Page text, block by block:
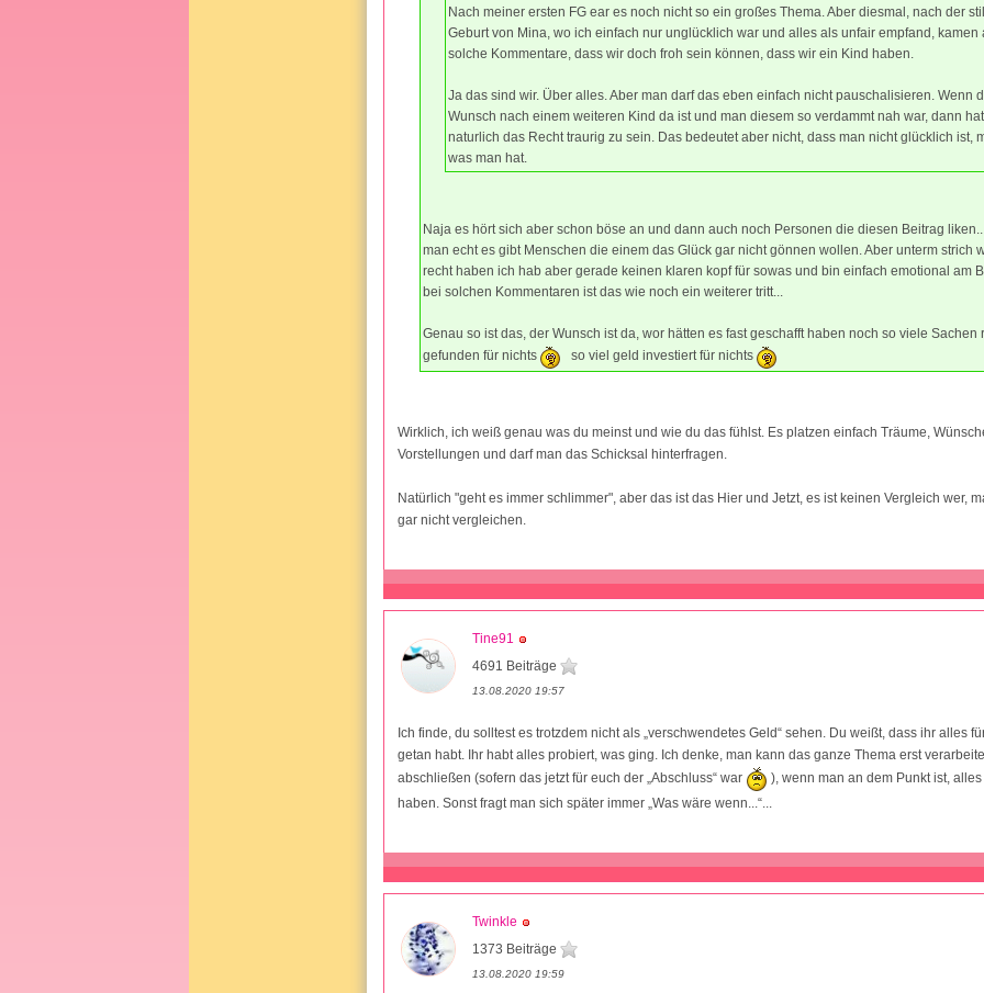
Nach meiner ersten FG ear es noch nicht so ein großes Thema. Aber diesmal, nach der
Geburt von Mina, wo ich einfach nur unglücklich war und alles als unfair empfand, kamen
solche Kommentare, dass wir doch froh sein können, dass wir ein Kind haben.
Ja das sind wir. Über alles. Aber man darf das eben einfach nicht pauschalisieren. Wenn
Wunsch nach einem weiteren Kind da ist und man diesem so verdammt nah war, dann
naturlich das Recht traurig zu sein. Das bedeutet aber nicht, dass man nicht glücklich ist,
was man hat.
Naja es hört sich aber schon böse an und dann auch noch Personen die diesen Beitrag
man echt es gibt Menschen die einem das Glück gar nicht gönnen wollen. Aber unterm strich
recht haben ich hab aber gerade keinen klaren kopf für sowas und bin einfach emotional am
bei solchen Kommentaren ist das wie noch ein weiterer tritt...
Genau so ist das, der Wunsch ist da, wor hätten es fast geschafft haben noch so viele Sachen
gefunden für nichts
so viel geld investiert für nichts
Wirklich, ich weiß genau was du meinst und wie du das fühlst. Es platzen einfach Träume,
Vorstellungen und darf man das Schicksal hinterfragen.
Natürlich "geht es immer schlimmer", aber das ist das Hier und Jetzt, es ist keinen Vergleich wer,
gar nicht vergleichen.
Tine91
4691 Beiträge
13.08.2020 19:57
Ich finde, du solltest es trotzdem nicht als „verschwendetes Geld“ sehen. Du weißt, dass ihr alles
getan habt. Ihr habt alles probiert, was ging. Ich denke, man kann das ganze Thema erst
abschließen (sofern das jetzt für euch der „Abschluss“ war
), wenn man an dem Punkt ist,
haben. Sonst fragt man sich später immer „Was wäre wenn...“...
Twinkle
1373 Beiträge
13.08.2020 19:59